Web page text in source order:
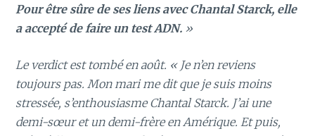
Pour être sûre de ses liens avec Chantal Starck, elle
a accepté de faire un test ADN. »
Le verdict est tombé en août. « Je n’en reviens
toujours pas. Mon mari me dit que je suis moins
stressée, s’enthousiasme Chantal Starck. J’ai une
demi-sœur et un demi-frère en Amérique. Et puis,